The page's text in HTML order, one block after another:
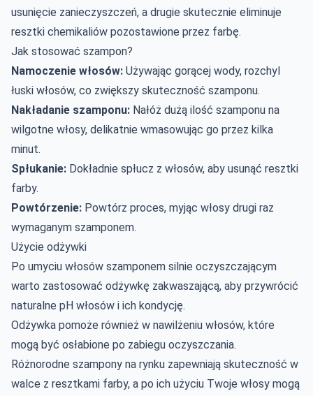
usunięcie zanieczyszczeń, a drugie skutecznie eliminuje
resztki chemikaliów pozostawione przez farbę.
Jak stosować szampon?
Namoczenie włosów: Używając gorącej wody, rozchyl
łuski włosów, co zwiększy skuteczność szamponu.
Nakładanie szamponu: Nałóż dużą ilość szamponu na
wilgotne włosy, delikatnie wmasowując go przez kilka
minut.
Spłukanie: Dokładnie spłucz z włosów, aby usunąć resztki
farby.
Powtórzenie: Powtórz proces, myjąc włosy drugi raz
wymaganym szamponem.
Użycie odżywki
Po umyciu włosów szamponem silnie oczyszczającym
warto zastosować odżywkę zakwaszającą, aby przywrócić
naturalne pH włosów i ich kondycję.
Odżywka pomoże również w nawilżeniu włosów, które
mogą być osłabione po zabiegu oczyszczania.
Różnorodne szampony na rynku zapewniają skuteczność w
walce z resztkami farby, a po ich użyciu Twoje włosy mogą